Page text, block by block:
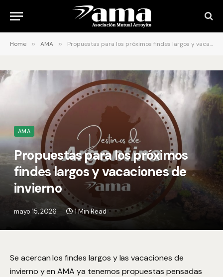
Home » AMA » Propuestas para los próximos findes largos y vacaciones de invierno
AMA
Propuestas para los próximos
findes largos y vacaciones de
invierno
mayo 15, 2026 1 Min Read
Se acercan los findes largos y las vacaciones de
invierno y en AMA ya tenemos propuestas pensadas